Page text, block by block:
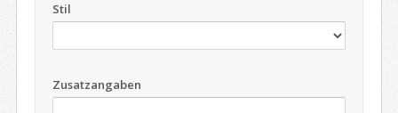
Stil
Zusatzangaben